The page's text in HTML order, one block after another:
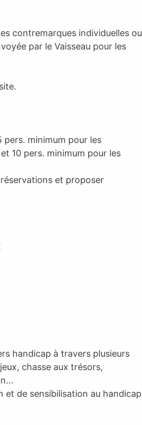
contremarques individuelles ou
par le Vaisseau pour les
minimum pour les
10 pers. minimum pour les
et proposer
handicap à travers plusieurs
chasse aux trésors,
de sensibilisation au handicap